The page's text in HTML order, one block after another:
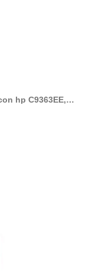
hp C9363EE,